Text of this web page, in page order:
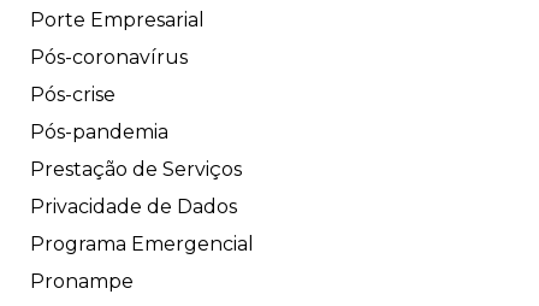
Porte Empresarial
Pós-coronavírus
Pós-crise
Pós-pandemia
Prestação de Serviços
Privacidade de Dados
Programa Emergencial
Pronampe